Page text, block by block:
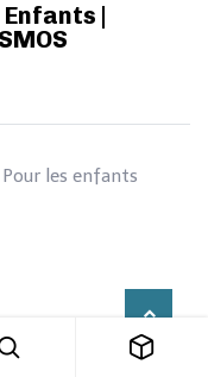
Enfants |
les enfants